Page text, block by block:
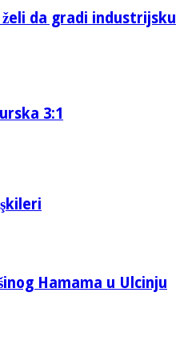
da gradi industrijsku
3:1
Hamama u Ulcinju